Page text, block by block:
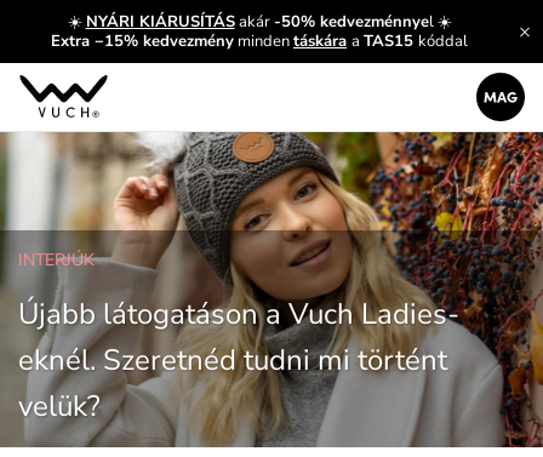
☀️ NYÁRI KIÁRUSÍTÁSakár-50% kedvezménnyel ☀️
Extra −15% kedvezmény mindentáskára a TAS15 kóddal
INTERJÚK
Újabb látogatáson a Vuch Ladies-
eknél. Szeretnéd tudni mi történt
velük?